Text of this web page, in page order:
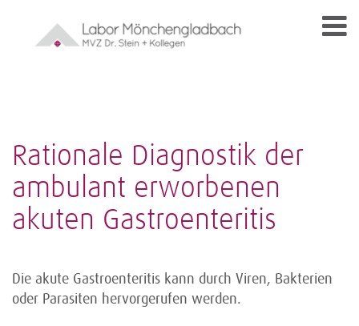
Rationale Diagnostik der
ambulant erworbenen
akuten Gastroenteritis
Die akute Gastroenteritis kann durch Viren, Bakterien
oder Parasiten hervorgerufen werden.